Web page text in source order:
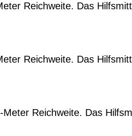
Reichweite. Das
Reichweite. Das
Meter Reichweite. Das